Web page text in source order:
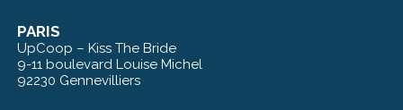
PARIS
UpCoop – Kiss The Bride
9-11 boulevard Louise Michel
92230 Gennevilliers